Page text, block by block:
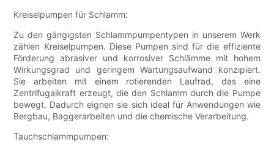
Kreiselpumpen für Schlamm:
Zu den gängigsten Schlammpumpentypen in unserem Werk
zählen Kreiselpumpen. Diese Pumpen sind für die effiziente
Förderung abrasiver und korrosiver Schlämme mit hohem
Wirkungsgrad und geringem Wartungsaufwand konzipiert.
Sie arbeiten mit einem rotierenden Laufrad, das eine
Zentrifugalkraft erzeugt, die den Schlamm durch die Pumpe
bewegt. Dadurch eignen sie sich ideal für Anwendungen wie
Bergbau, Baggerarbeiten und die chemische Verarbeitung.
Tauchschlammpumpen: